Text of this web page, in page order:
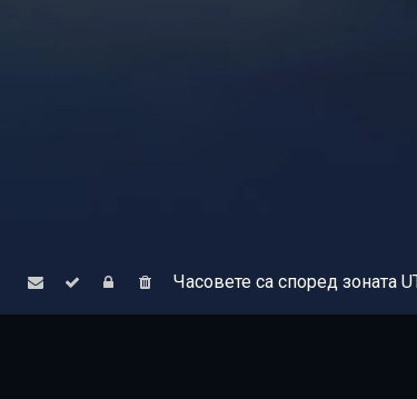
Часовете са според зоната